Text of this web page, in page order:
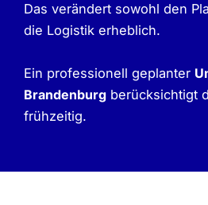
Das verändert sowohl den
die Logistik erheblich.
Ein professionell geplanter
Brandenburg berücksichtigt
frühzeitig.